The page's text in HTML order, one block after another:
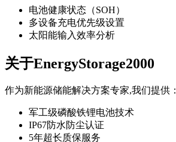
电池健康状态（SOH）
多设备充电优先级设置
太阳能输入效率分析
关于EnergyStorage2000
作为新能源储能解决方案专家,我们提供：
军工级磷酸铁锂电池技术
IP67防水防尘认证
5年超长质保服务